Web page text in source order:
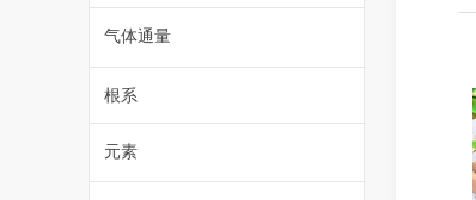
气体通量
根系
元素